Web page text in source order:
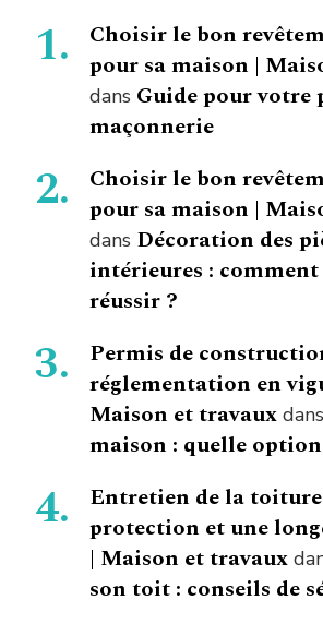
Choisir le bon
pour sa maison |
dans Guide pour votre
maçonnerie
Choisir le bon
pour sa maison |
dans Décoration des
intérieures :
réussir ?
Permis de
réglementation en
Maison et travaux dans
maison : quelle
Entretien de la
protection et une
| Maison et travaux
son toit : conseils de